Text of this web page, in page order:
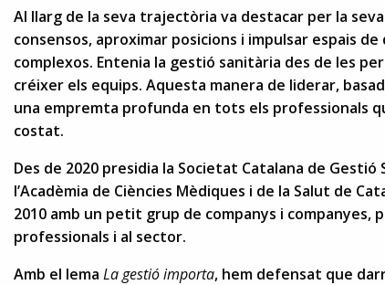
Al llarg de la seva trajectòria va destacar per la
consensos, aproximar posicions i impulsar espais
complexos. Entenia la gestió sanitària des de les
créixer els equips. Aquesta manera de liderar,
una empremta profunda en tots els professionals
costat.
Des de 2020 presidia la Societat Catalana de
l’Acadèmia de Ciències Mèdiques i de la Salut de
2010 amb un petit grup de companys i companyes,
professionals i al sector.
Amb el lema La gestió importa, hem defensat que